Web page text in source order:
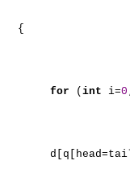
{
for ( int i=0